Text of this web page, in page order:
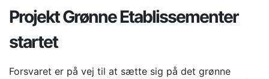
Projekt Grønne Etablissementer
startet
Forsvaret er på vej til at sætte sig på det grønne